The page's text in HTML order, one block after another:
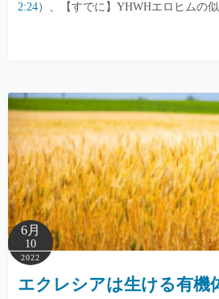
2:24）、【すでに】YHWHエロヒムの
6月
10
2022
エクレシアは生ける有機